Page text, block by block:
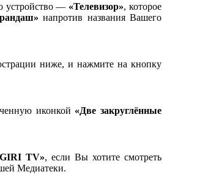
устройство — «Телевизор», которое
напротив названия Вашего
ниже, и нажмите на кнопку
иконкой «Две закруглённые
TV», если Вы хотите смотреть
Медиатеки.